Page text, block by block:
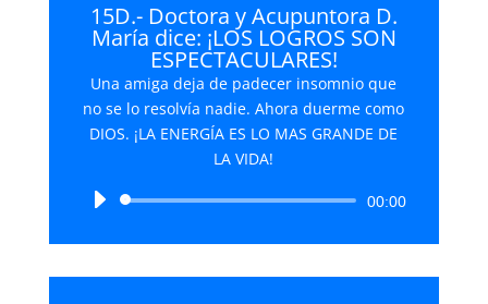
15D.- Doctora y Acupuntora D.
María dice: ¡LOS LOGROS SON
ESPECTACULARES!
Una amiga deja de padecer insomnio que
no se lo resolvía nadie. Ahora duerme como
DIOS. ¡LA ENERGÍA ES LO MAS GRANDE DE
LA VIDA!
Reproductor
audio
00:00